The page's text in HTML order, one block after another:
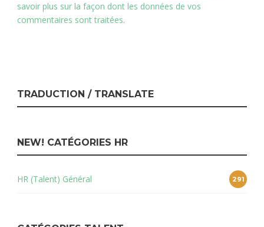
savoir plus sur la façon dont les données de vos
commentaires sont traitées.
TRADUCTION / TRANSLATE
NEW! CATÉGORIES HR
HR (Talent) Général 291